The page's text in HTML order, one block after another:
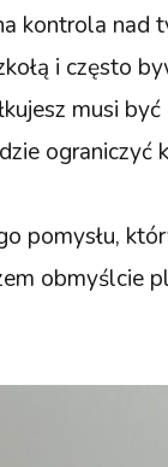
kontrola nad
i często
musi
ograniczyć
pomysłu,
obmyślcie